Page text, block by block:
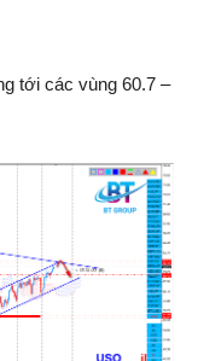
tới các vùng 60.7 –